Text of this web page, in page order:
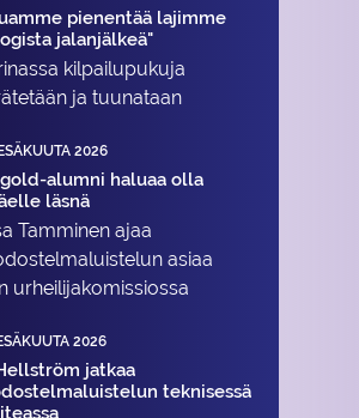
pienentää lajimme
jalanjälkeä"
kilpailupukuja
ja tuunataan
2026
alumni haluaa olla
läsnä
Tamminen ajaa
asiaa
urheilija­komissiossa
2026
jatkaa
teknisessä